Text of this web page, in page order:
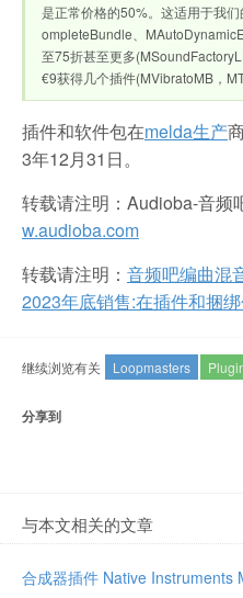
是正常价格的50%。这适用于我
ompleteBundle、
至75折甚至更多
€9获得几个插件(MVibratoMB，
插件和软件包在melda生产
3年12月31日。
转载请注明：Audioba-音频
w.audioba.com
转载请注明： 音频吧编曲混
2023年底销售:在插件和捆
继续浏览有关 Loopmasters
分享到
与本文相关的文章
合成器插件 Native Instruments